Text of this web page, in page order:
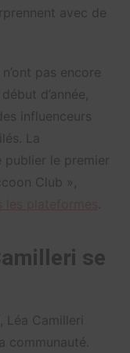
avec de
pas encore
d’année,
influenceurs
La
le premier
Club »,
se
Camilleri
communauté.